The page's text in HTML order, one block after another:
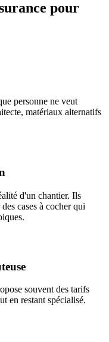
pour
personne ne veut
matériaux alternatifs
d'un chantier. Ils
cases à cocher qui
souvent des tarifs
en restant spécialisé.